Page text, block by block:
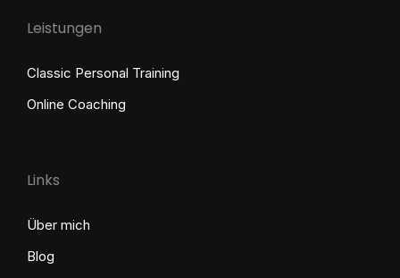
Leistungen
Classic Personal Training
Online Coaching
Links
Über mich
Blog